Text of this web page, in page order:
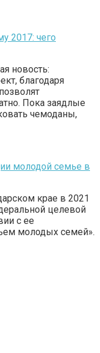
2017: чего
новость:
благодаря
Пока заядлые
чемоданы,
молодой семье в
крае в 2021
целевой
с ее
молодых семей».